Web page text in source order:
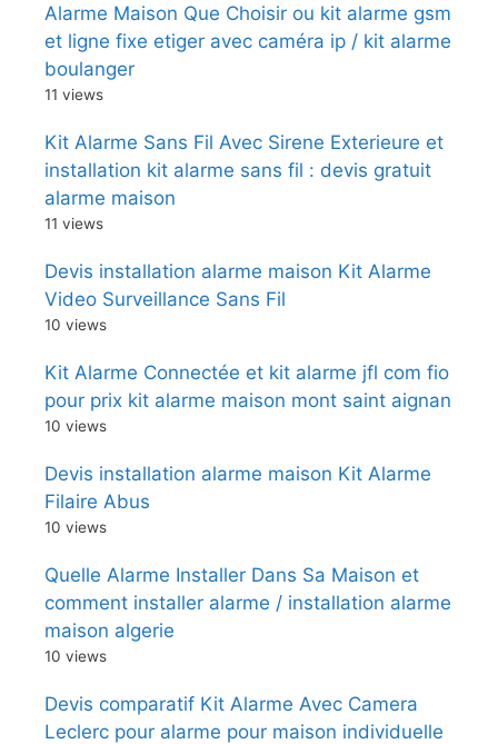
Alarme Maison Que Choisir ou kit alarme gsm
et ligne fixe etiger avec caméra ip / kit alarme
boulanger
11 views
Kit Alarme Sans Fil Avec Sirene Exterieure et
installation kit alarme sans fil : devis gratuit
alarme maison
11 views
Devis installation alarme maison Kit Alarme
Video Surveillance Sans Fil
10 views
Kit Alarme Connectée et kit alarme jfl com fio
pour prix kit alarme maison mont saint aignan
10 views
Devis installation alarme maison Kit Alarme
Filaire Abus
10 views
Quelle Alarme Installer Dans Sa Maison et
comment installer alarme / installation alarme
maison algerie
10 views
Devis comparatif Kit Alarme Avec Camera
Leclerc pour alarme pour maison individuelle